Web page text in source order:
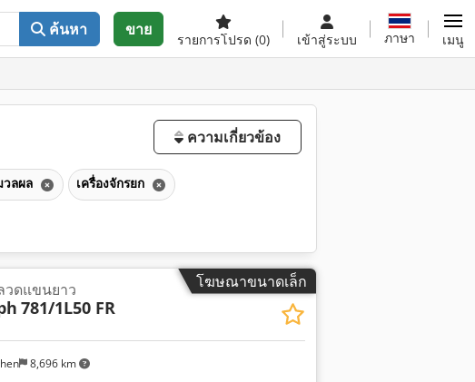
ค้นหา ขาย
รายการโปรด (0) เข้าสู่ระบบ ภาษา เมนู
ความเกี่ยวข้อง
วลผล เครื่องจักรยก
โฆษณาขนาดเล็ก
8,696 km
วดแขนยาว
781/1L50 FR